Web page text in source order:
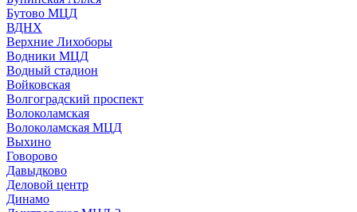
Бутово МЦД
ВДНХ
Верхние Лихоборы
Водники МЦД
Водный стадион
Войковская
Волгоградский проспект
Волоколамская
Волоколамская МЦД
Выхино
Говорово
Давыдково
Деловой центр
Динамо